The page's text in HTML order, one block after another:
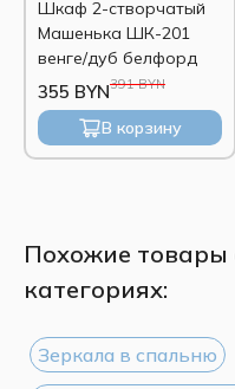
Шкаф 2-створчатый
Машенька ШК-201
венге/дуб белфорд
391 BYN
355 BYN
В корзину
Похожие товары
категориях:
Зеркала в спальню